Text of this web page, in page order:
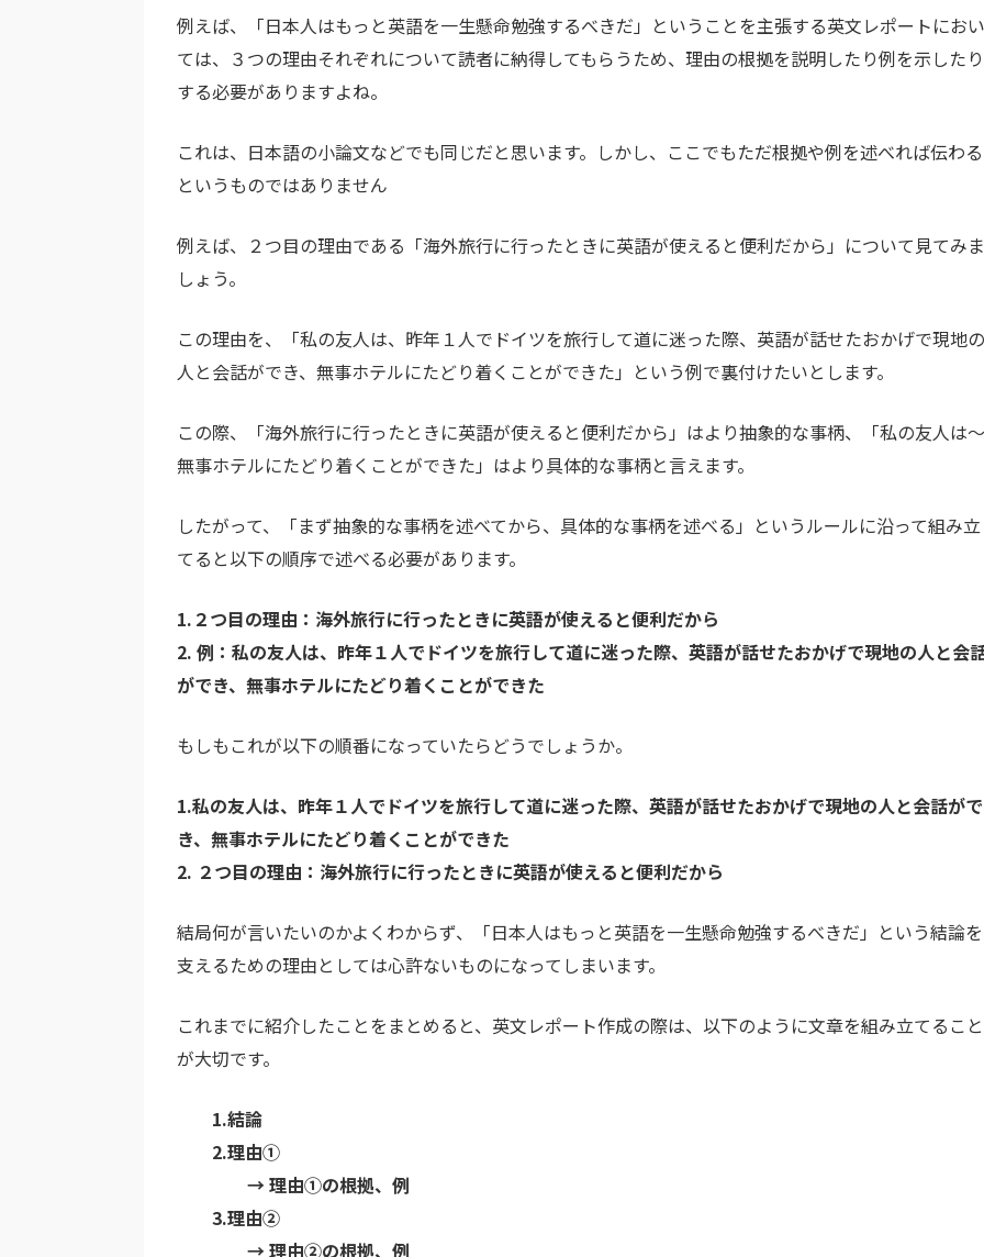
例えば、「日本人はもっと英語を一生懸命勉強するべきだ」ということを主張する英文レポートにおい
ては、３つの理由それぞれについて読者に納得してもらうため、理由の根拠を説明したり例を示したり
する必要がありますよね。
これは、日本語の小論文などでも同じだと思います。しかし、ここでもただ根拠や例を述べれば伝わる
というものではありません
例えば、２つ目の理由である「海外旅行に行ったときに英語が使えると便利だから」について見てみま
しょう。
この理由を、「私の友人は、昨年１人でドイツを旅行して道に迷った際、英語が話せたおかげで現地の
人と会話ができ、無事ホテルにたどり着くことができた」という例で裏付けたいとします。
この際、「海外旅行に行ったときに英語が使えると便利だから」はより抽象的な事柄、「私の友人は～
無事ホテルにたどり着くことができた」はより具体的な事柄と言えます。
したがって、「まず抽象的な事柄を述べてから、具体的な事柄を述べる」というルールに沿って組み立
てると以下の順序で述べる必要があります。
1.２つ目の理由：海外旅行に行ったときに英語が使えると便利だから
2. 例：私の友人は、昨年１人でドイツを旅行して道に迷った際、英語が話せたおかげで現地の人と会
ができ、無事ホテルにたどり着くことができた
もしもこれが以下の順番になっていたらどうでしょうか。
1.私の友人は、昨年１人でドイツを旅行して道に迷った際、英語が話せたおかげで現地の人と会話がで
き、無事ホテルにたどり着くことができた
2. ２つ目の理由：海外旅行に行ったときに英語が使えると便利だから
結局何が言いたいのかよくわからず、「日本人はもっと英語を一生懸命勉強するべきだ」という結論を
支えるための理由としては心許ないものになってしまいます。
これまでに紹介したことをまとめると、英文レポート作成の際は、以下のように文章を組み立てること
が大切です。
1.結論
2.理由①
→ 理由①の根拠、例
3.理由②
→ 理由②の根拠、例